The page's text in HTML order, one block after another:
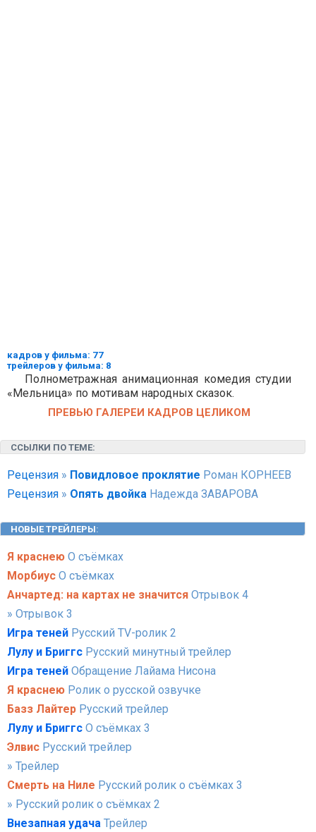
кадров у фильма: 77
трейлеров у фильма: 8
Полнометражная анимационная комедия студии
«Мельница» по мотивам народных сказок.
ПРЕВЬЮ ГАЛЕРЕИ КАДРОВ ЦЕЛИКОМ
ССЫЛКИ ПО ТЕМЕ:
Рецензия » Повидловое проклятие Роман КОРНЕЕВ
Рецензия » Опять двойка Надежда ЗАВАРОВА
НОВЫЕ ТРЕЙЛЕРЫ:
Я краснею О съёмках
Морбиус О съёмках
Анчартед: на картах не значится Отрывок 4
» Отрывок 3
Игра теней Русский TV-ролик 2
Лулу и Бриггс Русский минутный трейлер
Игра теней Обращение Лайама Нисона
Я краснею Ролик о русской озвучке
Базз Лайтер Русский трейлер
Лулу и Бриггс О съёмках 3
Элвис Русский трейлер
» Трейлер
Смерть на Ниле Русский ролик о съёмках 3
» Русский ролик о съёмках 2
Внезапная удача Трейлер